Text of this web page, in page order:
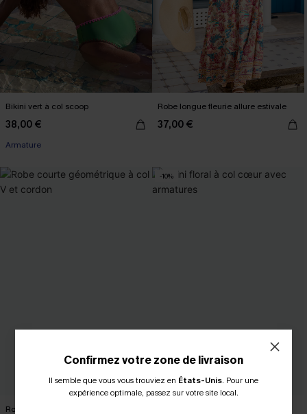
Bikini vert à col scoop
38,00 €
Armature
Robe longue fleurie allure estivale
37,00 €
Robe courte géométrique à col V et
-10%
Confirmez votre zone de livraison
Il semble que vous vous trouviez en États-Unis. Pour une
expérience optimale, passez sur votre site local.